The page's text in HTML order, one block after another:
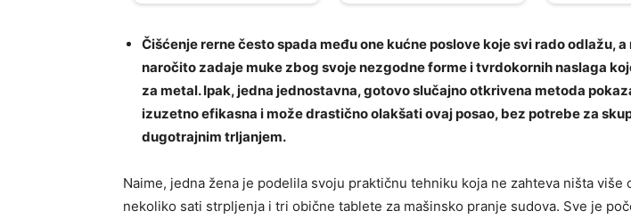
Čišćenje rerne često spada među one kućne poslove koje svi rado odlažu,
naročito zadaje muke zbog svoje nezgodne forme i tvrdokornih naslaga
za metal. Ipak, jedna jednostavna, gotovo slučajno otkrivena metoda
izuzetno efikasna i može drastično olakšati ovaj posao, bez potrebe za
dugotrajnim trljanjem.
Naime, jedna žena je podelila svoju praktičnu tehniku koja ne zahteva ništa više
nekoliko sati strpljenja i tri obične tablete za mašinsko pranje sudova. Sve je